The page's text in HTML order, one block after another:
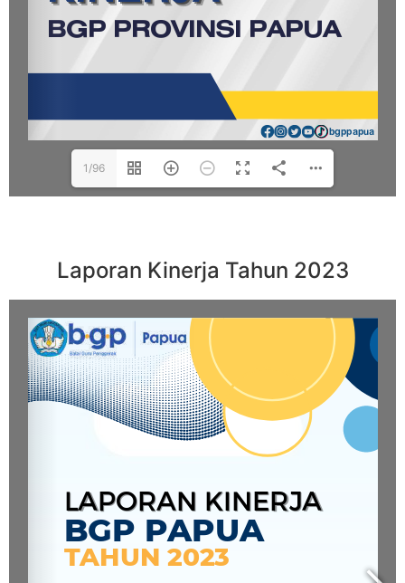
1/96
Laporan Kinerja Tahun 2023